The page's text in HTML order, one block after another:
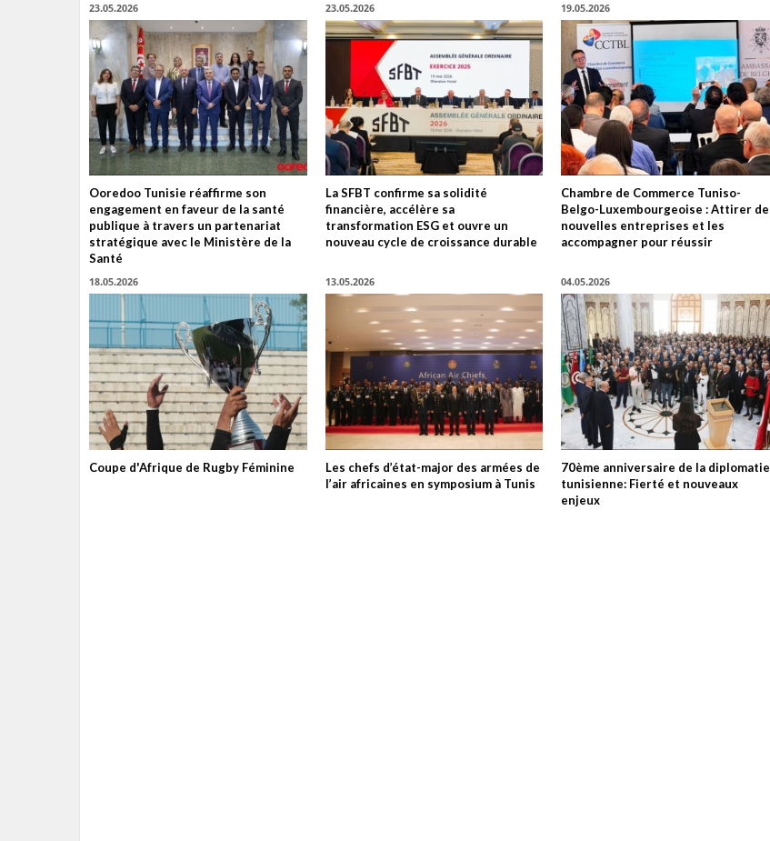
23.05.2026
Ooredoo Tunisie réaffirme son
engagement en faveur de la santé
publique à travers un partenariat
stratégique avec le Ministère de la
Santé
23.05.2026
La SFBT confirme sa solidité
financière, accélère sa
transformation ESG et ouvre un
nouveau cycle de croissance durable
19.05.2026
Chambre de Commerce Tuniso-
Belgo-Luxembourgeoise : Attirer de
nouvelles entreprises et les
accompagner pour réussir
18.05.2026
Coupe d'Afrique de Rugby Féminine
13.05.2026
Les chefs d’état-major des armées de
l’air africaines en symposium à Tunis
04.05.2026
70ème anniversaire de la diplomatie
tunisienne: Fierté et nouveaux
enjeux